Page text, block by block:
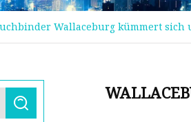
Buchbinder Wallaceburg kümmert